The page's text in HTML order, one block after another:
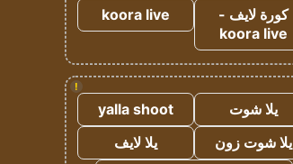
كورة لايف -
koora live
koora live
!
يلا شوت
yalla shoot
يلا شوت زون
يلا لايف